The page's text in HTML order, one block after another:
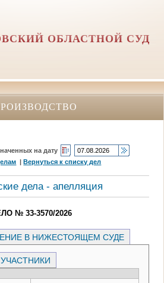
ОБЛАСТНОЙ СУД
на дату
|Вернуться к списку дел
дела - апелляция
№ 33-3570/2026
В НИЖЕСТОЯЩЕМ СУДЕ
УЧАСТНИКИ